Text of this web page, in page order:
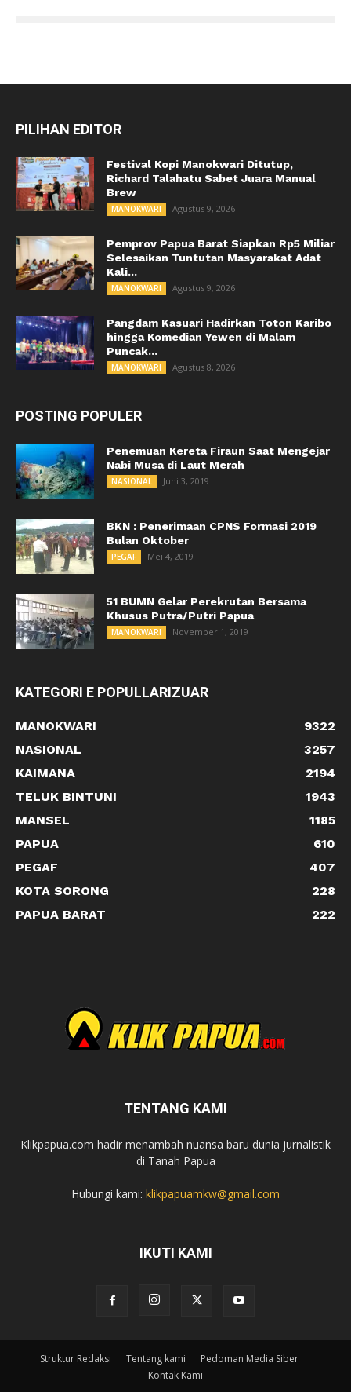
PILIHAN EDITOR
Festival Kopi Manokwari Ditutup,
Richard Talahatu Sabet Juara Manual
Brew
MANOKWARI Agustus 9, 2026
Pemprov Papua Barat Siapkan Rp5 Miliar
Selesaikan Tuntutan Masyarakat Adat
Kali...
MANOKWARI Agustus 9, 2026
Pangdam Kasuari Hadirkan Toton Karibo
hingga Komedian Yewen di Malam
Puncak...
MANOKWARI Agustus 8, 2026
POSTING POPULER
Penemuan Kereta Firaun Saat Mengejar
Nabi Musa di Laut Merah
NASIONAL Juni 3, 2019
BKN : Penerimaan CPNS Formasi 2019
Bulan Oktober
PEGAF Mei 4, 2019
51 BUMN Gelar Perekrutan Bersama
Khusus Putra/Putri Papua
MANOKWARI November 1, 2019
KATEGORI E POPULLARIZUAR
MANOKWARI
9322
NASIONAL
3257
KAIMANA
2194
TELUK BINTUNI
1943
MANSEL
1185
PAPUA
610
PEGAF
407
KOTA SORONG
228
PAPUA BARAT
222
TENTANG KAMI
Klikpapua.com hadir menambah nuansa baru dunia jurnalistik
di Tanah Papua
Hubungi kami: klikpapuamkw@gmail.com
IKUTI KAMI
Struktur Redaksi Tentang kami
Pedoman Media Siber
Kontak Kami